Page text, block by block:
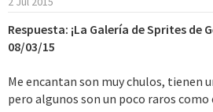
Respuesta: ¡La Galería de Sprites de
08/03/15
Me encantan son muy chulos, tienen
pero algunos son un poco raros como